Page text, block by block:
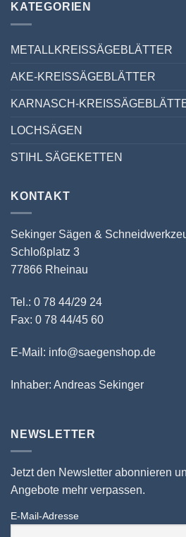
KATEGORIEN
METALLKREISSÄGEBLÄTTER
AKE-KREISSÄGEBLÄTTER
KARNASCH-
LOCHSÄGEN
STIHL SÄGEKETTEN
KONTAKT
Sekinger Sägen &
Schloßplatz 3
77866 Rheinau
Tel.: 0 78 44/29 24
Fax: 0 78 44/45 60
E-Mail: info@saegenshop.de
Inhaber: Andreas Sekinger
NEWSLETTER
Jetzt den Newsletter abonnieren
Angebote mehr verpassen.
E-Mail-Adresse